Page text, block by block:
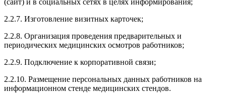
2.2.7. Изготовление визитных карточек;
2.2.8. Организация проведения предварительных и
периодических медицинских осмотров работников;
2.2.9. Подключение к корпоративной связи;
2.2.10. Размещение персональных данных работников на
информационном стенде медицинских стендов.